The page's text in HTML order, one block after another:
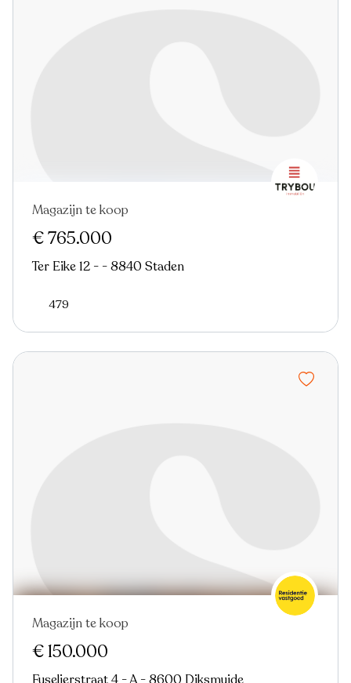
Magazijn te koop
€ 765.000
Ter Eike 12 - - 8840 Staden
479
In optie
Magazijn te koop
€ 150.000